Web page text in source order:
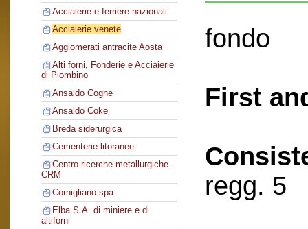
Acciaierie e ferriere nazionali
Acciaierie venete
Agglomerati antracite Aosta
Alti forni, Fonderie e Acciaierie
di Piombino
Ansaldo Cogne
Ansaldo Coke
Breda siderurgica
Cementerie litoranee
Centro ricerche metallurgiche -
CRM
Cornigliano spa
Elba S.A. di miniere e di
altiforni
fondo
First
regg. 5